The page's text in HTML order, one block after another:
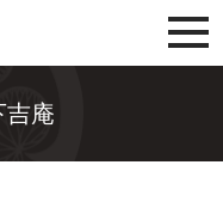
吉庵